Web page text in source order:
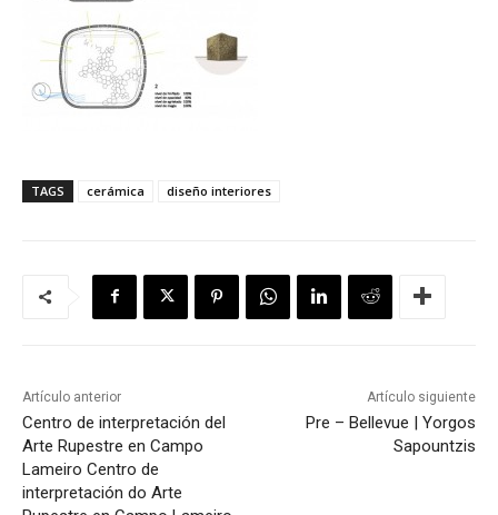
TAGS cerámica diseño interiores
Artículo anterior
Centro de interpretación del
Arte Rupestre en Campo
Lameiro Centro de
interpretación do Arte
Artículo siguiente
Pre – Bellevue | Yorgos
Sapountzis